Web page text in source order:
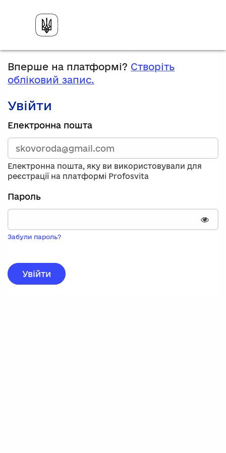
Вперше на платформі? Створіть
обліковий запис.
Увійти
Зареєструйтесь,
використавши
електронну
адресу
та
пароль.
Якщо
вас
немає
запису,
натисніть
реєстрації.
Електронна пошта
Електронна пошта, яку ви використовували для
реєстрації на платформі Profosvita
Пароль
Забули пароль?
Увійти